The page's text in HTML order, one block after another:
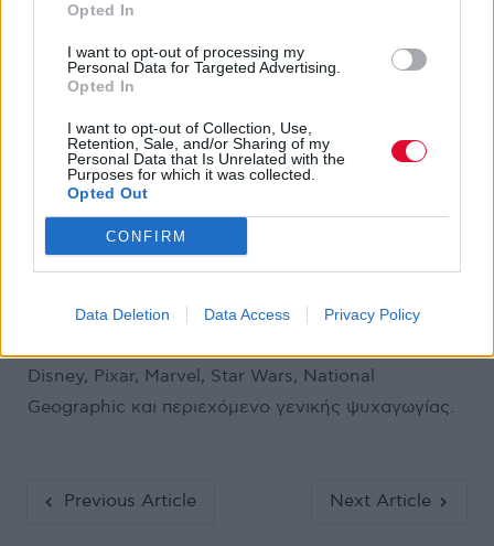
Opted In
I want to opt-out of processing my
Personal Data for Targeted Advertising.
Opted In
I want to opt-out of Collection, Use,
Retention, Sale, and/or Sharing of my
Personal Data that Is Unrelated with the
Purposes for which it was collected.
Opted Out
CONFIRM
Data Deletion Data Access Privacy Policy
Το Disney+ είναι διαθέσιμο από 9,99 € το μήνα,
χωρίς κρυφές χρεώσεις και την επιλογή ακύρωσης
οποιαδήποτε στιγμή. Το Disney+ διαθέτει
διάρκεια του έτους νέες σειρές, ταινίες
Disney, Pixar, Marvel, Star Wars, National
Geographic και περιεχόμενο γενικής ψυχαγωγίας.
Previous Article Next Article